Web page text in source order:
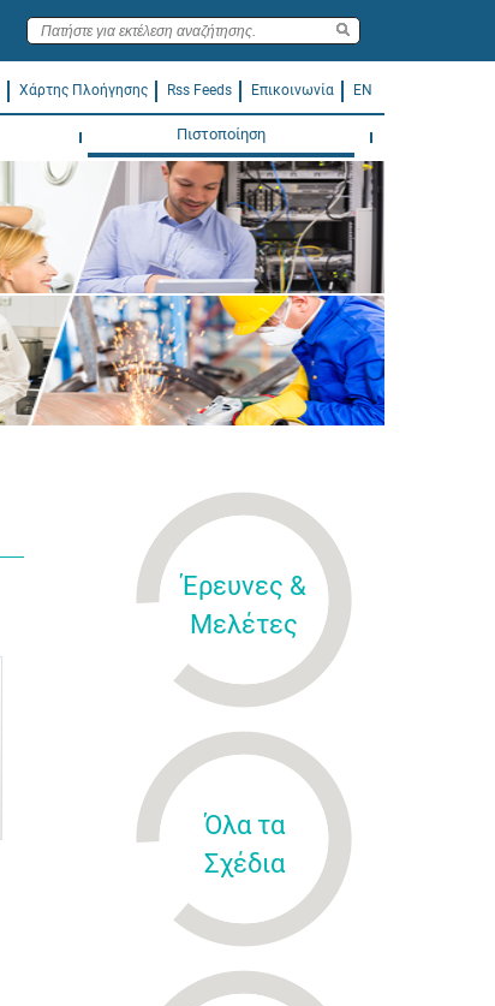
Χάρτης Πλοήγησης Rss Feeds Επικοινωνία EN
Πιστοποίηση
Έρευνες &
Μελέτες
Όλα τα
Σχέδια